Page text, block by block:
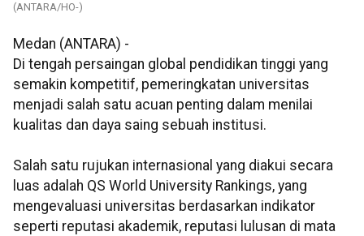
(ANTARA/HO-)
Medan (ANTARA) -
Di tengah persaingan global pendidikan tinggi yang
semakin kompetitif, pemeringkatan universitas
menjadi salah satu acuan penting dalam menilai
kualitas dan daya saing sebuah institusi.
Salah satu rujukan internasional yang diakui secara
luas adalah QS World University Rankings, yang
mengevaluasi universitas berdasarkan indikator
seperti reputasi akademik, reputasi lulusan di mata